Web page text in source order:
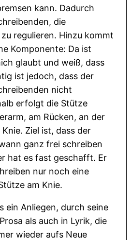
kann. Dadurch
die
regulieren. Hinzu kommt
Komponente: Da ist
glaubt und weiß, dass
ist jedoch, dass der
nicht
erfolgt die Stütze
am Rücken, an der
Ziel ist, dass der
ganz frei schreiben
hat es fast geschafft. Er
nur noch eine
am Knie.
ein Anliegen, durch seine
als auch in Lyrik, die
wieder aufs Neue